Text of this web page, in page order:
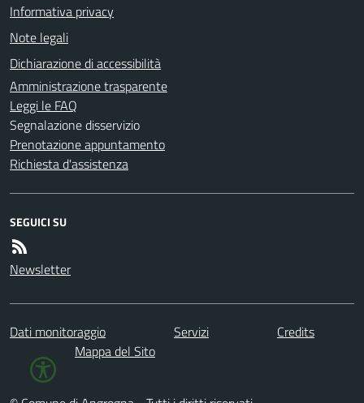
Informativa privacy
Note legali
Dichiarazione di accessibilità
Amministrazione trasparente
Leggi le FAQ
Segnalazione disservizio
Prenotazione appuntamento
Richiesta d'assistenza
SEGUICI SU
Newsletter
Dati monitoraggio Servizi
Credits
Mappa del Sito